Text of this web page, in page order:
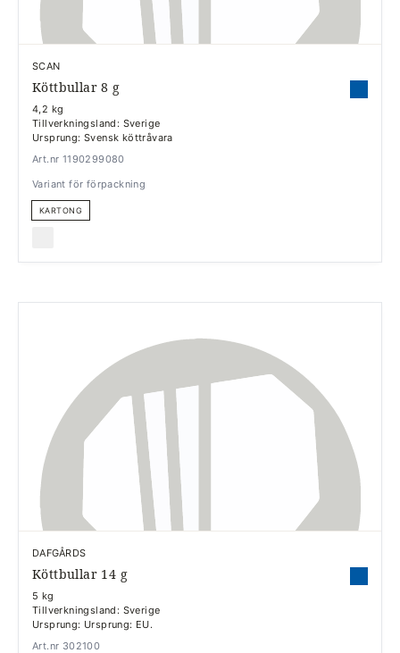
SCAN
Köttbullar 8 g
4,2 kg
Tillverkningsland: Sverige
Ursprung: Svensk köttråvara
Art.nr 1190299080
Variant för förpackning
KARTONG
DAFGÅRDS
Köttbullar 14 g
5 kg
Tillverkningsland: Sverige
Ursprung: Ursprung: EU.
Art.nr 302100